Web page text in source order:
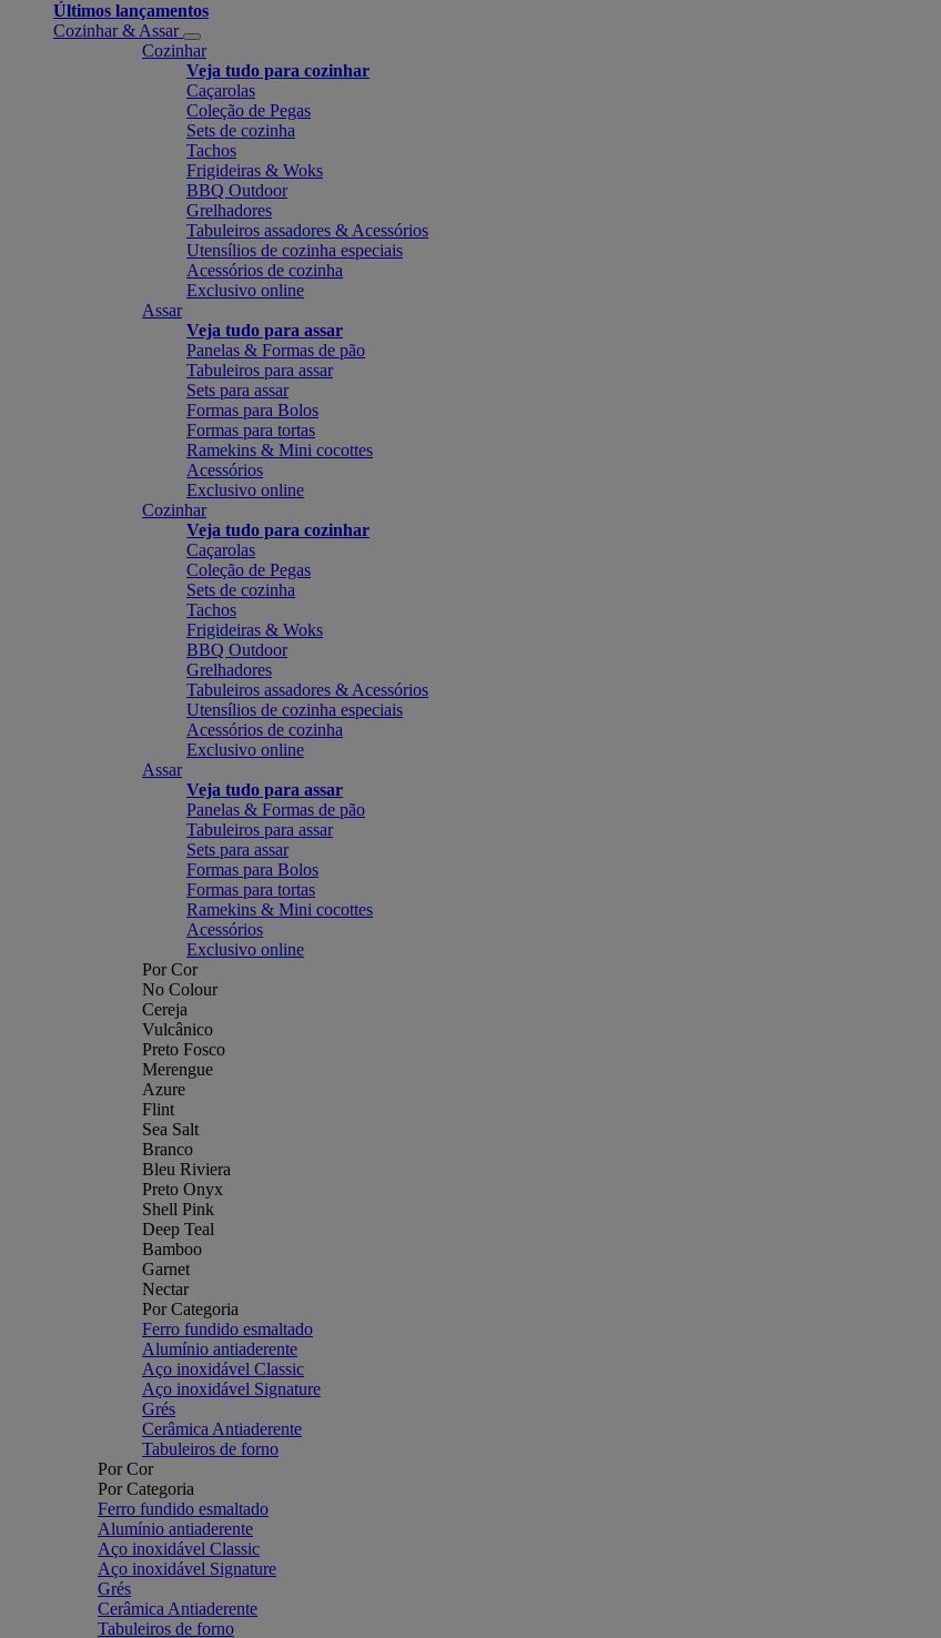
Últimos lançamentos
Cozinhar & Assar
Cozinhar
Veja tudo para cozinhar
Caçarolas
Coleção de Pegas
Sets de cozinha
Tachos
Frigideiras & Woks
BBQ Outdoor
Grelhadores
Tabuleiros assadores & Acessórios
Utensílios de cozinha especiais
Acessórios de cozinha
Exclusivo online
Assar
Veja tudo para assar
Panelas & Formas de pão
Tabuleiros para assar
Sets para assar
Formas para Bolos
Formas para tortas
Ramekins & Mini cocottes
Acessórios
Exclusivo online
Cozinhar
Veja tudo para cozinhar
Caçarolas
Coleção de Pegas
Sets de cozinha
Tachos
Frigideiras & Woks
BBQ Outdoor
Grelhadores
Tabuleiros assadores & Acessórios
Utensílios de cozinha especiais
Acessórios de cozinha
Exclusivo online
Assar
Veja tudo para assar
Panelas & Formas de pão
Tabuleiros para assar
Sets para assar
Formas para Bolos
Formas para tortas
Ramekins & Mini cocottes
Acessórios
Exclusivo online
Por Cor
No Colour
Cereja
Vulcânico
Preto Fosco
Merengue
Azure
Flint
Sea Salt
Branco
Bleu Riviera
Preto Onyx
Shell Pink
Deep Teal
Bamboo
Garnet
Nectar
Por Categoria
Ferro fundido esmaltado
Alumínio antiaderente
Aço inoxidável Classic
Aço inoxidável Signature
Grés
Cerâmica Antiaderente
Tabuleiros de forno
Por Cor
Por Categoria
Ferro fundido esmaltado
Alumínio antiaderente
Aço inoxidável Classic
Aço inoxidável Signature
Grés
Cerâmica Antiaderente
Tabuleiros de forno